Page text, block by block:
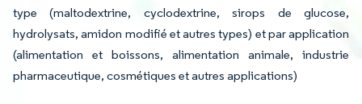
type (maltodextrine, cyclodextrine, sirops de glucose,
hydrolysats, amidon modifié et autres types) et par application
(alimentation et boissons, alimentation animale, industrie
pharmaceutique, cosmétiques et autres applications)